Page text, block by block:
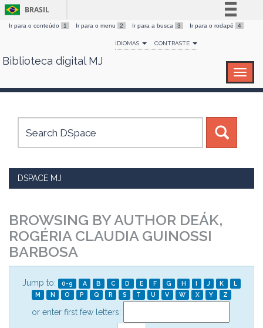
Skip
BRASIL
Simplifique!
Comunica BR
Canais
Ir para o conteúdo 1 Ir para o menu 2 Ir para a busca 3 Ir para o rodapé 4
IDIOMAS CONTRASTE
Biblioteca digital MJ
DSPACE MJ
BROWSING BY AUTHOR DEÁK,
ROGÉRIA CLAUDIA GUINOSSI
BARBOSA
Jump to: 0-9 A B C D E F G H I J K
L
M
N O P Q R S T U V W X Y Z
or enter first few letters: